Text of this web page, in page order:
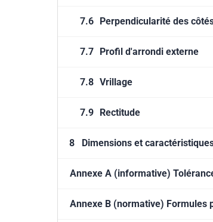
7.6 Perpendicularité des
7.7 Profil d'arrondi externe
7.8 Vrillage
7.9 Rectitude
8 Dimensions et
Annexe A (informative)
Annexe B (normative) Formules